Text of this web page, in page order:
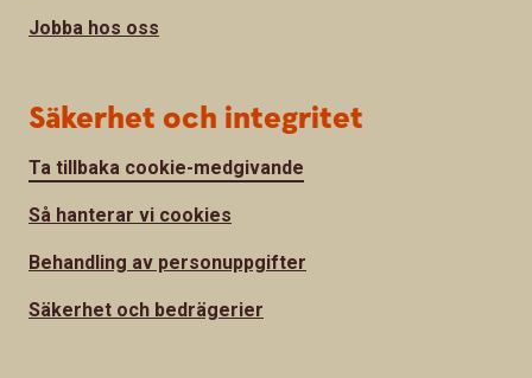
Jobba hos oss
Säkerhet och integritet
Ta tillbaka cookie-medgivande
Så hanterar vi cookies
Behandling av personuppgifter
Säkerhet och bedrägerier